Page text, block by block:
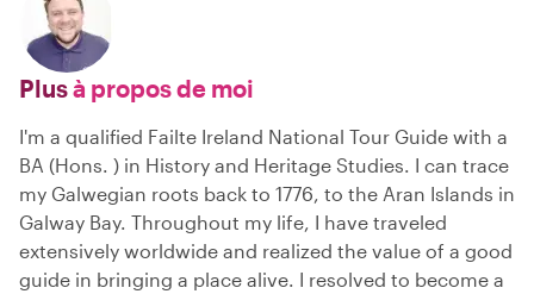
Plusà propos de moi
I'm a qualified Failte Ireland National Tour Guide with a
BA (Hons. ) in History and Heritage Studies. I can trace
my Galwegian roots back to 1776, to the Aran Islands in
Galway Bay. Throughout my life, I have traveled
extensively worldwide and realized the value of a good
guide in bringing a place alive. I resolved to become a